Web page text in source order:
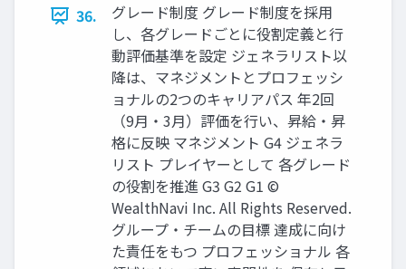
36.
グレード制度 グレード制度を採⽤
し、各グレードごとに役割定義と⾏
動評価基準を設定 ジェネラリスト以
降は、マネジメントとプロフェッシ
ョナルの2つのキャリアパス 年2回
（9⽉‧3⽉）評価を⾏い、昇給‧昇
格に反映 マネジメント G4 ジェネラ
リスト プレイヤーとして 各グレード
の役割を推進 G3 G2 G1 ©
WealthNavi Inc. All Rights Reserved.
グループ‧チームの⽬標 達成に向け
た責任をもつ プロフェッショナル 各